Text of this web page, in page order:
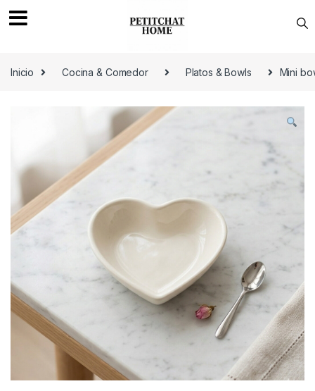
Inicio
Cocina & Comedor Platos & Bowls Mini